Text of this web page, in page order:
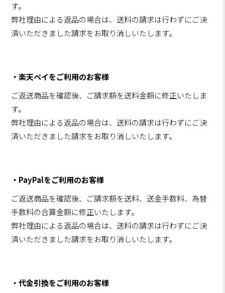
す。
弊社理由による返品の場合は、送料の請求は行わずにご決
済いただきました請求をお取り消しいたします。
・楽天ペイをご利用のお客様
ご返送商品を確認後、ご請求額を送料金額に修正いたしま
す。
弊社理由による返品の場合は、送料の請求は行わずにご決
済いただきました請求をお取り消しいたします。
・PayPalをご利用のお客様
ご返送商品を確認後、ご請求額を送料、送金手数料、為替
手数料の合算金額に修正いたします。
弊社理由による返品の場合は、送料の請求は行わずにご決
済いただきました請求をお取り消しいたします。
・代金引換をご利用のお客様